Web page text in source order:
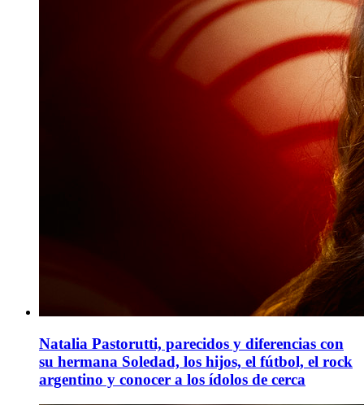
Natalia Pastorutti, parecidos y diferencias con
su hermana Soledad, los hijos, el fútbol, el rock
argentino y conocer a los ídolos de cerca